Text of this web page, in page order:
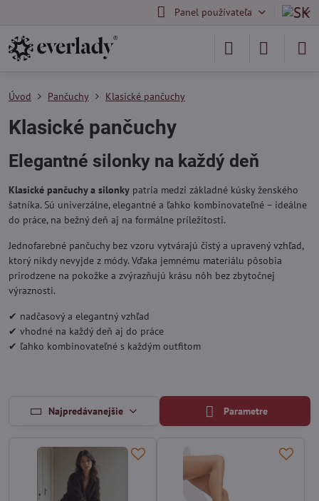
Panel používateľa
Úvod Pančuchy Klasické pančuchy
Klasické pančuchy
Elegantné silonky na každý deň
Klasické pančuchy a silonky patria medzi základné kúsky ženského
šatníka. Sú univerzálne, elegantné a ľahko kombinovateľné – ideálne
do práce, na bežný deň aj na formálne príležitosti.
Jednofarebné pančuchy bez vzoru vytvárajú čistý a upravený vzhľad,
ktorý nikdy nevyjde z módy. Vďaka jemnému materiálu pôsobia
prirodzene na pokožke a zvýrazňujú krásu nôh bez zbytočnej
výraznosti.
✔ nadčasový a elegantný vzhľad
✔ vhodné na každý deň aj do práce
✔ ľahko kombinovateľné s každým outfitom
Najpredávanejšie Parametre